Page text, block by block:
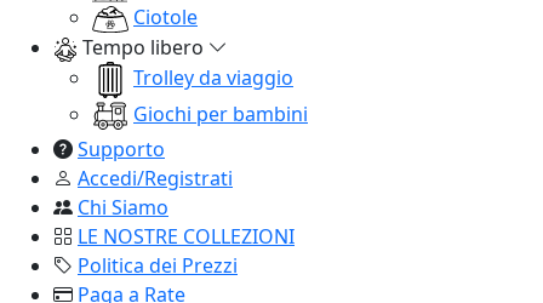
Ciotole
Tempo libero
Trolley da viaggio
Giochi per bambini
Supporto
Accedi/Registrati
Chi Siamo
LE NOSTRE COLLEZIONI
Politica dei Prezzi
Paga a Rate